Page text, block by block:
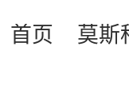
导
游
首页 莫斯